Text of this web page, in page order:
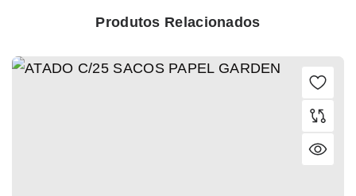
Produtos Relacionados